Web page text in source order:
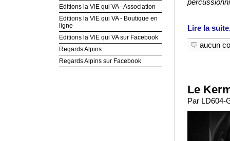
Lire la suite
aucun
Le
Par LD604-
Editions la VIE qui VA - Association
Editions la VIE qui VA - Boutique en
ligne
Editions la VIE qui VA sur Facebook
Regards Alpins
Regards Alpins sur Facebook